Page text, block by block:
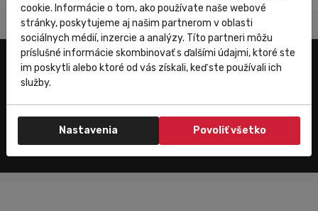
Užitočné odkazy
E-shop
Trenujeme
cookie. Informácie o tom, ako používate naše webové
stránky, poskytujeme aj našim partnerom v oblasti
sociálnych médií, inzercie a analýzy. Títo partneri môžu
príslušné informácie skombinovať s ďalšími údajmi, ktoré ste
im poskytli alebo ktoré od vás získali, keď ste používali ich
služby.
Nastavenia Povoliť všetko